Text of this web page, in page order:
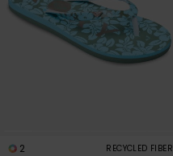
2 RECYCLED FIBER